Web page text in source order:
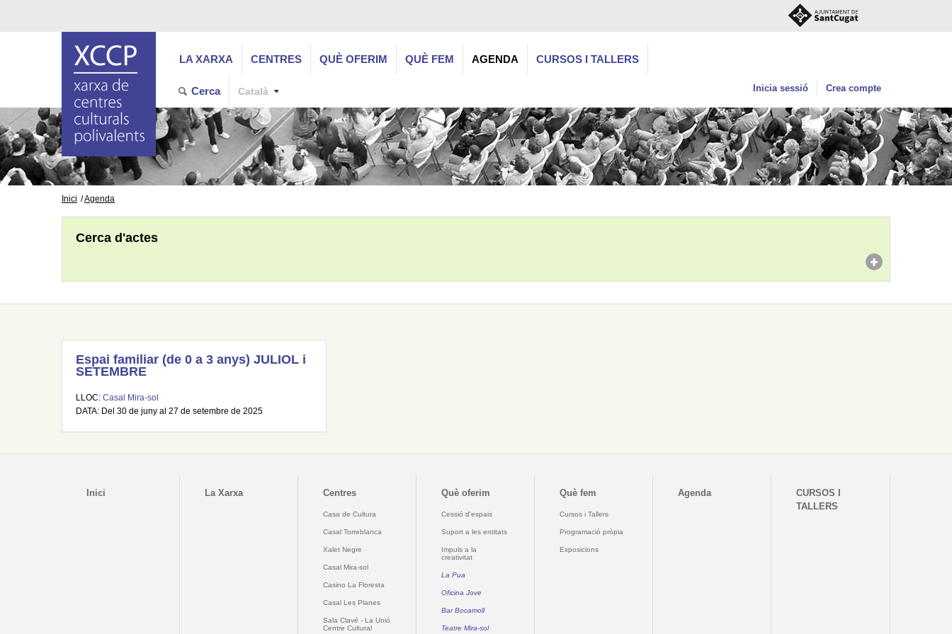
LA XARXA CENTRES QUÈ OFERIM QUÈ FEM AGENDA CURSOS I TALLERS
Cerca Català Inicia sessió Crea compte
Inici Agenda
Cerca d'actes
Espai familiar (de 0 a 3 anys) JULIOL i
SETEMBRE
LLOC: Casal Mira-sol
DATA: Del 30 de juny al 27 de setembre de 2025
Inici La Xarxa Centres
Casa de Cultura
Casal Torreblanca
Xalet Negre
Casal Mira-sol
Casino La Floresta
Casal Les Planes
Sala Clavé - La Unió
Centre Cultural
Què oferim
Cessió d'espais
Suport a les entitats
Impuls a la
creativitat
La Pua
Oficina Jove
Bar Bocamoll
Teatre Mira-sol
Què fem
Cursos i Tallers
Programació pròpia
Exposicions
Agenda
CURSOS I
TALLERS